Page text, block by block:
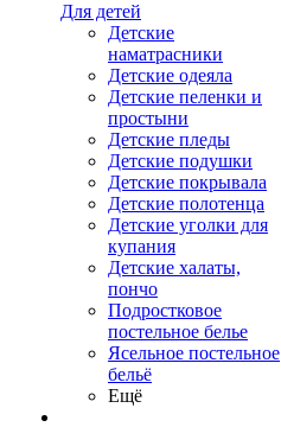
Для детей
Детские
наматрасники
Детские одеяла
Детские пеленки и
простыни
Детские пледы
Детские подушки
Детские покрывала
Детские полотенца
Детские уголки для
купания
Детские халаты,
пончо
Подростковое
постельное белье
Ясельное постельное
бельё
Ещё